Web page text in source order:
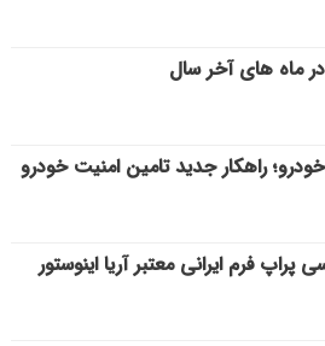
ماه های آخر سال
راهکار جدید تامین امنیت خودرو
فرم ایرانی معتبر آریا اینوستور